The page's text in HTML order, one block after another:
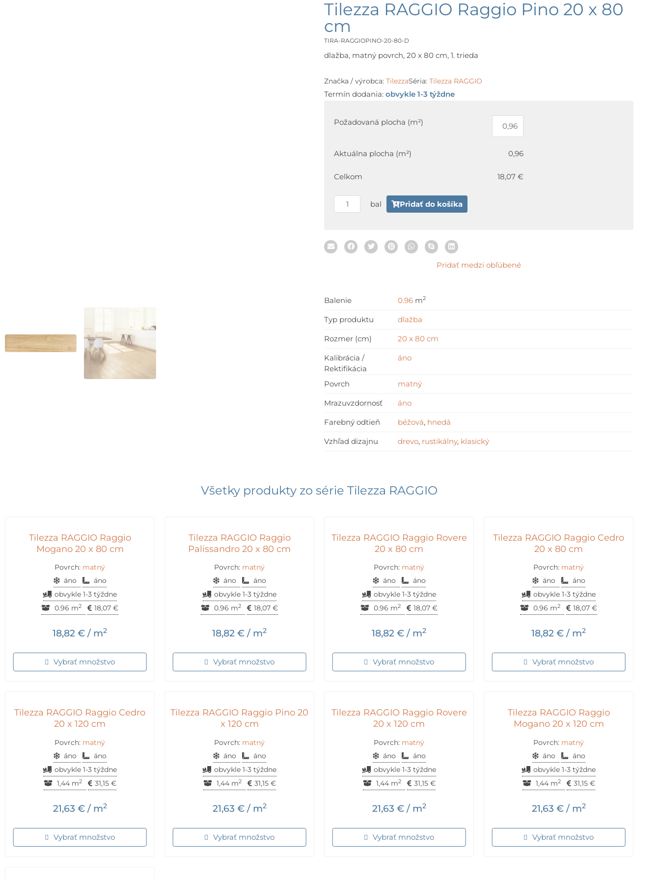
Tilezza RAGGIO Raggio Pino 20 x 80
cm
TIRA-RAGGIOPINO-20-80-D
dlažba, matný povrch, 20 x 80 cm, 1. trieda
Značka / výrobca: TilezzaSéria: Tilezza RAGGIO
Termín dodania: obvykle 1-3 týždne
Požadovaná plocha (m²)
Aktuálna plocha (m²) 0,96
Celkom 18,07 €
Tilezza
20
80
cm
bal Pridať do košíka
Pridať medzi obľúbené
Balenie 0.96 m2
Typ produktu dlažba
Rozmer (cm) 20 x 80 cm
Kalibrácia /
Rektifikácia
áno
Povrch matný
Mrazuvzdornosť áno
Farebný odtieň béžová, hnedá
Vzhľad dizajnu drevo, rustikálny, klasický
Všetky produkty zo série Tilezza RAGGIO
Tilezza RAGGIO Raggio
Mogano 20 x 80 cm
Povrch: matný
áno
áno
obvykle 1-3 týždne
0.96 m2 18,07 €
18,82 € / m2
Vybrať množstvo
Tilezza RAGGIO Raggio
Palissandro 20 x 80 cm
Povrch: matný
áno
áno
obvykle 1-3 týždne
0.96 m2 18,07 €
18,82 € / m2
Vybrať množstvo
Tilezza RAGGIO Raggio Rovere
20 x 80 cm
Povrch: matný
áno
áno
obvykle 1-3 týždne
0.96 m2 18,07 €
18,82 € / m2
Vybrať množstvo
Tilezza RAGGIO Raggio Cedro
20 x 80 cm
Povrch: matný
áno
áno
obvykle 1-3 týždne
0.96 m2 18,07 €
18,82 € / m2
Vybrať množstvo
Tilezza RAGGIO Raggio Cedro
20 x 120 cm
Povrch: matný
áno
áno
obvykle 1-3 týždne
1,44 m2 31,15 €
21,63 €/ m2
Vybrať množstvo
Tilezza RAGGIO Raggio Pino 20
x 120 cm
Povrch: matný
áno
áno
obvykle 1-3 týždne
1,44 m2 31,15 €
21,63 €/ m2
Vybrať množstvo
Tilezza RAGGIO Raggio Rovere
20 x 120 cm
Povrch: matný
áno
áno
obvykle 1-3 týždne
1,44 m2 31,15 €
21,63 €/ m2
Vybrať množstvo
Tilezza RAGGIO Raggio
Mogano 20 x 120 cm
Povrch: matný
áno
áno
obvykle 1-3 týždne
1,44 m2 31,15 €
21,63 €/ m2
Vybrať množstvo